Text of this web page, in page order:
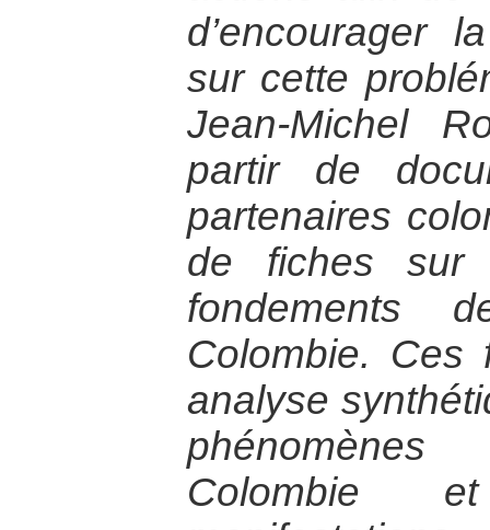
d’encourager
sur cette
Jean-Michel
partir de
partenaires
de fiches
fondements
Colombie. Ces
analyse
Colombie